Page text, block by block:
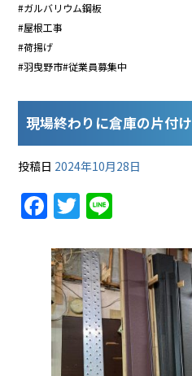
#ガルバリウム鋼板
#屋根工事
#荷揚げ
#羽曳野市#従業員募集中
現場終わりに倉庫の片付け
投稿日 2024年10月28日
F
c
e
b
o
o
T
itt
er
e